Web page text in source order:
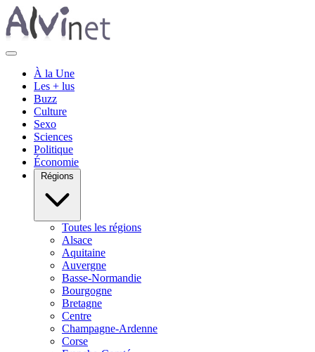
À la Une
Les + lus
Buzz
Culture
Sexo
Sciences
Politique
Économie
Régions
Toutes les régions
Alsace
Aquitaine
Auvergne
Basse-Normandie
Bourgogne
Bretagne
Centre
Champagne-Ardenne
Corse